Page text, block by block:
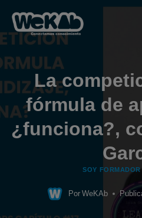
contenido
La
fórmula de
¿funciona?,
SOY
Por WeKAb